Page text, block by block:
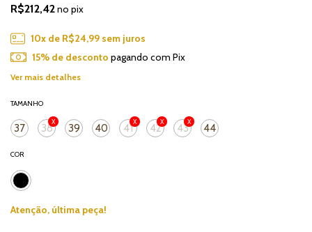
R$212,42no pix
10x de R$24,99sem juros
15% de desconto pagando com Pix
Ver mais detalhes
COR
TAMANHO
37 38 39 40 41 42 43 44
Atenção, última peça!